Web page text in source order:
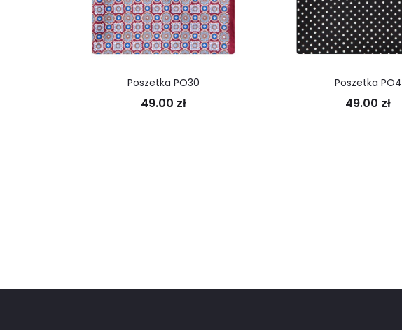
Poszetka PO30
49.00 zł
Poszetka PO4
49.00 zł